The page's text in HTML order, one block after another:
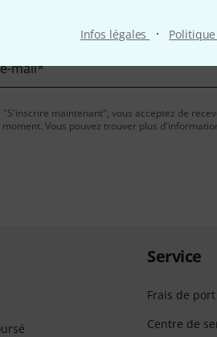
Infos légales ·
mail*
"S'inscrire maintenant", vous acceptez de
Vous pouvez trouver plus
Service
Frais de
Centre de